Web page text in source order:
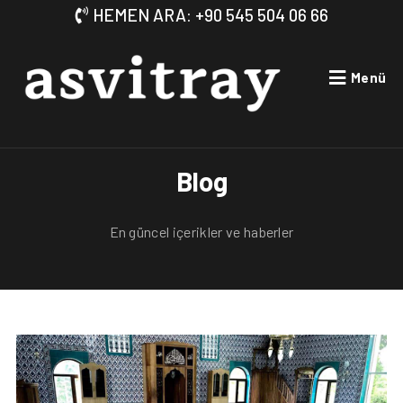
HEMEN ARA: +90 545 504 06 66
Menü
Blog
En güncel içerikler ve haberler